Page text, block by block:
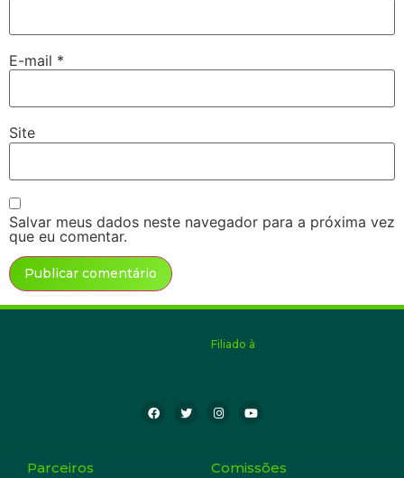
E-mail *
Site
Salvar meus dados neste navegador para a próxima vez
que eu comentar.
Filiado à
Parceiros Comissões